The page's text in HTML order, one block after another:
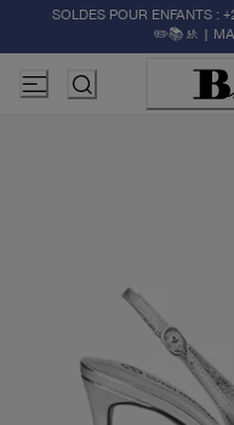
SOLDES POUR ENFANTS :
✏️📚🚸 |